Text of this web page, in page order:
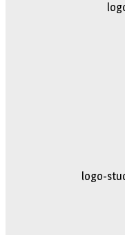
logo-